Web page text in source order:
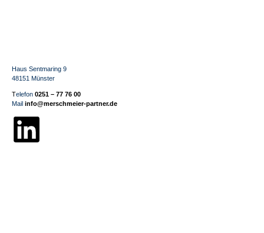
Haus Sentmaring 9
48151 Münster
Telefon 0251 – 77 76 00
Mail info@merschmeier-partner.de